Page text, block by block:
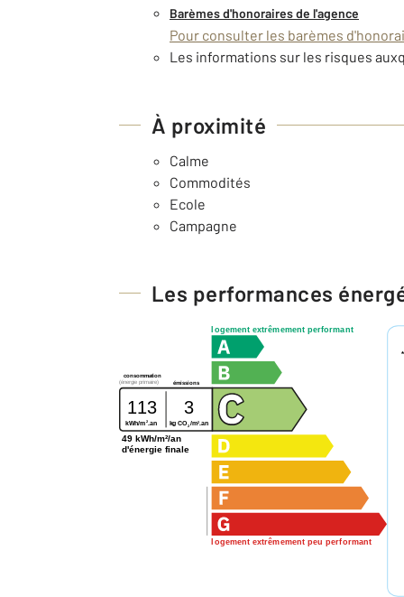
Barèmes d'honoraires de l'agence
Pour consulter les barèmes
Les informations sur les risques
À proximité
Calme
Commodités
Ecole
Campagne
Les performances
logement extrêmement performant
logement extrêmement peu performant
consommation
émissions
(énergie primaire)
113 3
kWh/m 2 .an kg CO2/m2 .an
49 kWh/m²/an
d'énergie finale
*